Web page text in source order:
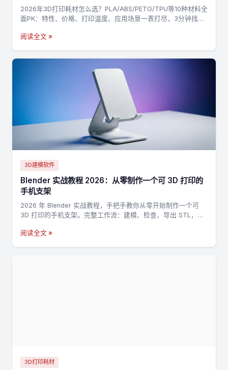
2026年3D打印耗材怎么选？PLA/ABS/PETG/TPU等10种材料全
面PK：特性、价格、打印温度、应用场景一表打尽，3分钟找到
阅读全文 »
3D建模软件
Blender 实战教程 2026：从零制作一个可 3D 打印的
手机支架
2026 年 Blender 实战教程，手把手教你从零开始制作一个可
3D 打印的手机支架。完整工作流：建模、检查、导出 STL，适
阅读全文 »
3D打印耗材